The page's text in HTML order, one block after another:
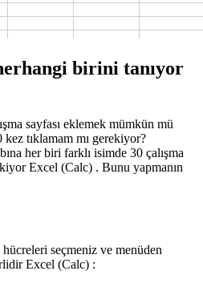
birini tanıyor
sayfası eklemek mümkün mü
tıklamam mı gerekiyor?
her biri farklı isimde 30 çalışma
Excel (Calc) . Bunu yapmanın
hücreleri seçmeniz ve menüden
Excel (Calc) :